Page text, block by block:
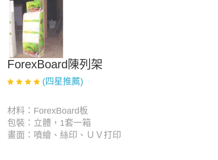
ForexBoard陳列架
(四星推薦)
材料：ForexBoard板
包裝：立體，1套一箱
畫面：噴繪、絲印、ＵＶ打印